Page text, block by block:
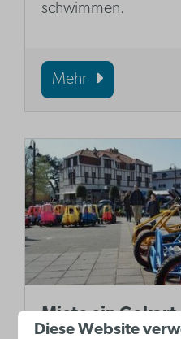
schwimmen.
Mehr
Miete ein Gokart
Diese Website